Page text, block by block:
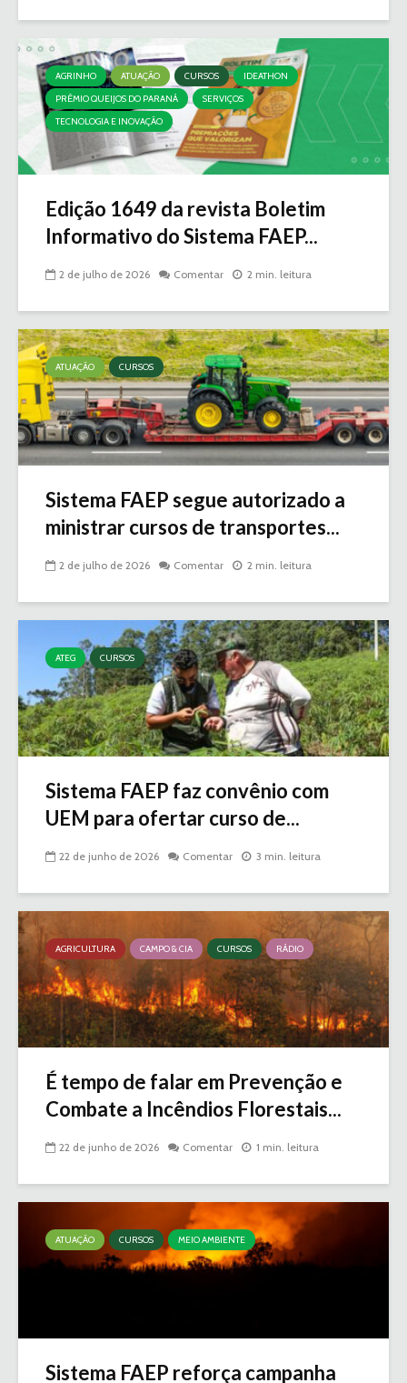
AGRINHO ATUAÇÃO CURSOS
IDEATHON
PRÊMIO QUEIJOS DO PARANÁ
SERVIÇOS
TECNOLOGIA E INOVAÇÃO
Edição 1649 da revista Boletim
Informativo do Sistema FAEP...
2 de julho de 2026 Comentar 2 min. leitura
ATUAÇÃO CURSOS
Sistema FAEP segue autorizado a
ministrar cursos de transportes...
2 de julho de 2026 Comentar 2 min. leitura
ATEG CURSOS
Sistema FAEP faz convênio com
UEM para ofertar curso de...
22 de junho de 2026 Comentar 3 min. leitura
AGRICULTURA CAMPO & CIA CURSOS RÁDIO
É tempo de falar em Prevenção e
Combate a Incêndios Florestais...
22 de junho de 2026 Comentar 1 min. leitura
ATUAÇÃO CURSOS MEIO AMBIENTE
Sistema FAEP reforça campanha